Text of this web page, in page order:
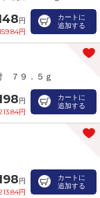
円
円
カートに
追加する
７９．５ｇ
円
円
カートに
追加する
円
円
カートに
追加する